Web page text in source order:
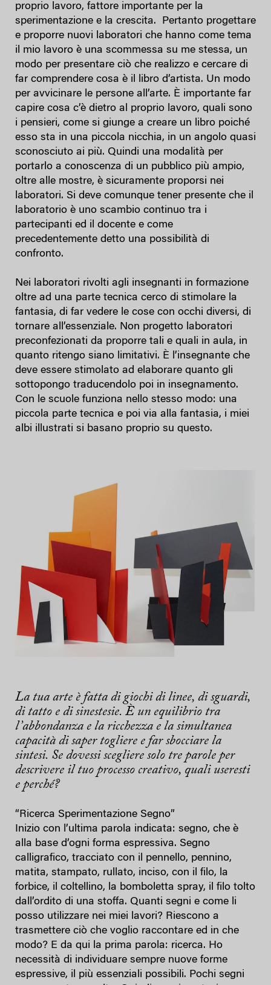
proprio lavoro, fattore importante per la
sperimentazione e la crescita. Pertanto progettare
e proporre nuovi laboratori che hanno come tema
il mio lavoro è una scommessa su me stessa, un
modo per presentare ciò che realizzo e cercare di
far comprendere cosa è il libro d’artista. Un modo
per avvicinare le persone all’arte. È importante far
capire cosa c’è dietro al proprio lavoro, quali sono
i pensieri, come si giunge a creare un libro poiché
esso sta in una piccola nicchia, in un angolo quasi
sconosciuto ai più. Quindi una modalità per
portarlo a conoscenza di un pubblico più ampio,
oltre alle mostre, è sicuramente proporsi nei
laboratori. Si deve comunque tener presente che il
laboratorio è uno scambio continuo tra i
partecipanti ed il docente e come
precedentemente detto una possibilità di
confronto.
Nei laboratori rivolti agli insegnanti in formazione
oltre ad una parte tecnica cerco di stimolare la
fantasia, di far vedere le cose con occhi diversi, di
tornare all’essenziale. Non progetto laboratori
preconfezionati da proporre tali e quali in aula, in
quanto ritengo siano limitativi. È l’insegnante che
deve essere stimolato ad elaborare quanto gli
sottopongo traducendolo poi in insegnamento.
Con le scuole funziona nello stesso modo: una
piccola parte tecnica e poi via alla fantasia, i miei
albi illustrati si basano proprio su questo.
La tua arte è fatta di giochi di linee, di sguardi,
di tatto e di sinestesie. È un equilibrio tra
l’abbondanza e la ricchezza e la simultanea
capacità di saper togliere e far sbocciare la
sintesi. Se dovessi scegliere solo tre parole per
descrivere il tuo processo creativo, quali useresti
e perché?
“Ricerca Sperimentazione Segno”
Inizio con l’ultima parola indicata: segno, che è
alla base d’ogni forma espressiva. Segno
calligrafico, tracciato con il pennello, pennino,
matita, stampato, rullato, inciso, con il filo, la
forbice, il coltellino, la bomboletta spray, il filo tolto
dall’ordito di una stoffa. Quanti segni e come li
posso utilizzare nei miei lavori? Riescono a
trasmettere ciò che voglio raccontare ed in che
modo? E da qui la prima parola: ricerca. Ho
necessità di individuare sempre nuove forme
espressive, il più essenziali possibili. Pochi segni